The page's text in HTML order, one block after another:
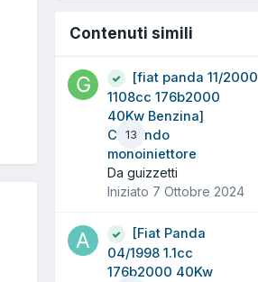
Contenuti simili
13
[fiat panda 11/2000
1108cc 176b2000
40Kw Benzina]
Comando
monoiniettore
Da guizzetti
Iniziato 7 Ottobre 2024
[Fiat Panda
04/1998 1.1cc
176b2000 40Kw